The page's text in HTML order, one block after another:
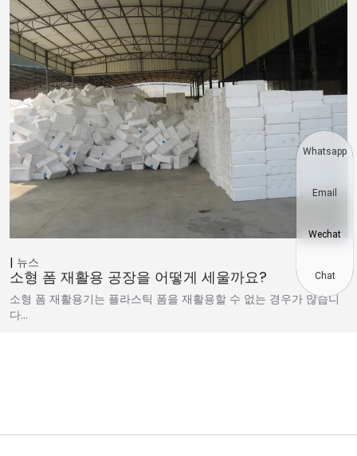
뉴스
소형 폼 재활용 공장을 어떻게 세울까요?
소형 폼 재활용기는 플라스틱 폼을 재활용할 수 없는 경우가 많습니
다…
Whatsapp
Email
Wechat
Chat